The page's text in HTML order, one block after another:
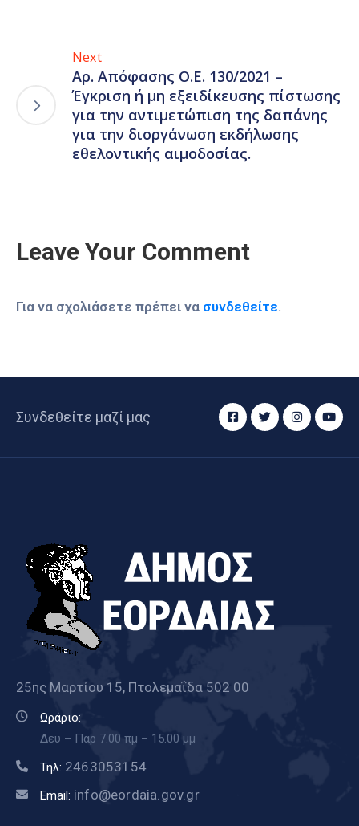
Next
Αρ. Απόφασης Ο.Ε. 130/2021 –
Έγκριση ή μη εξειδίκευσης πίστωσης
για την αντιμετώπιση της δαπάνης
για την διοργάνωση εκδήλωσης
εθελοντικής αιμοδοσίας.
Leave Your Comment
Για να σχολιάσετε πρέπει να συνδεθείτε.
Συνδεθείτε μαζί μας
25ης Μαρτίου 15, Πτολεμαΐδα 502 00
Ωράριο:
Δευ – Παρ 7.00 πμ – 15.00 μμ
Τηλ: 2463053154
Email: info@eordaia.gov.gr